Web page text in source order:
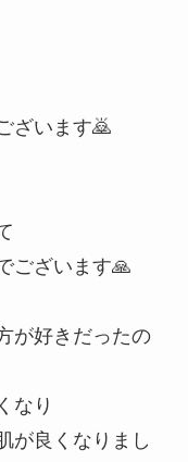
ざいます🙇
ございます🙏
が好きだったの
なり
が良くなりまし